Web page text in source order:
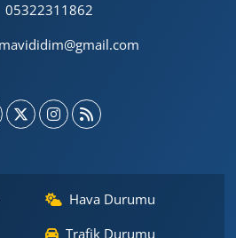
05322311862
Hava Durumu
Trafik Durumu